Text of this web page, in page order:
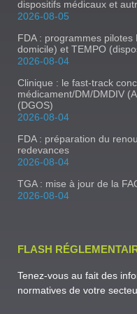
dispositifs médicaux et
2026-08-05
FDA : programmes
domicile) et TEMPO
2026-08-04
Clinique : le fast-track
médicament/DM/DMDIV
(DGOS)
2026-08-04
FDA : préparation du
redevances
2026-08-04
TGA : mise à jour de la
2026-08-04
FLASH
Tenez-vous au fait des
normatives de votre